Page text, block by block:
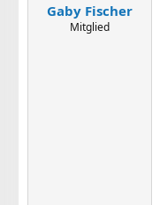
Gaby Fischer
Mitglied